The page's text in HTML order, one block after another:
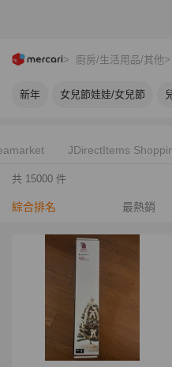
> 廚房/生活用品/其他
新年 女兒節娃娃/女兒節
JDirectItems
共 15000 件
綜合排名 最熱銷